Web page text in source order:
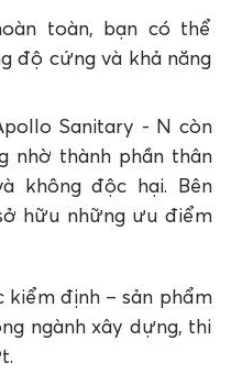
toàn, bạn có thể
độ cứng và khả năng
Sanitary - N còn
nhờ thành phần thân
không độc hại. Bên
hữu những ưu điểm
định – sản phẩm
ngành xây dựng, thi